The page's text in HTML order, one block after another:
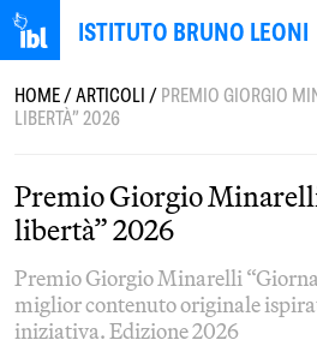
ISTITUTO BRUNO LEONI
HOME/ARTICOLI/PREMIO GIORGIO
LIBERTÀ” 2026
Premio Giorgio
libertà” 2026
Premio Giorgio Minarelli
miglior contenuto originale
iniziativa. Edizione 2026